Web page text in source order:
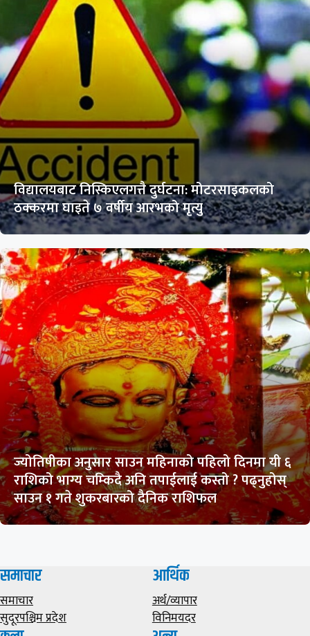
विद्यालयबाट निस्किएलगत्तै दुर्घटना: मोटरसाइकलको
ठक्करमा घाइते ७ वर्षीय आरभको मृत्यु
ज्योतिषीका अनुसार साउन महिनाको पहिलो दिनमा यी ६
राशिको भाग्य चम्किदै अनि तपाईलाई कस्तो ? पढ्नुहोस्
साउन १ गते शुकरबारको दैनिक राशिफल
समाचार
समाचार
सुदूरपश्चिम प्रदेश
आर्थिक
अर्थ/व्यापार
विनिमयदर